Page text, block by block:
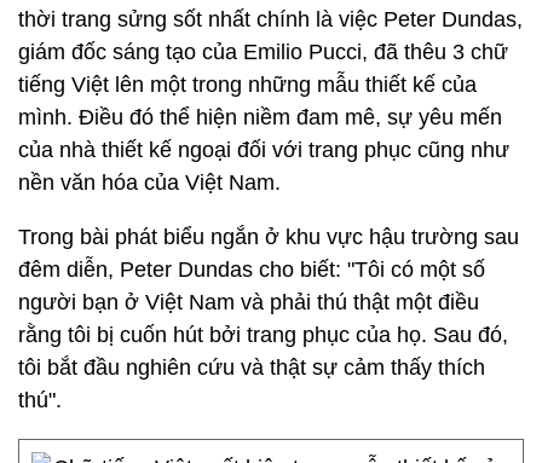
thời trang sửng sốt nhất chính là việc Peter Dundas,
giám đốc sáng tạo của Emilio Pucci, đã thêu 3 chữ
tiếng Việt lên một trong những mẫu thiết kế của
mình. Điều đó thể hiện niềm đam mê, sự yêu mến
của nhà thiết kế ngoại đối với trang phục cũng như
nền văn hóa của Việt Nam.
Trong bài phát biểu ngắn ở khu vực hậu trường sau
đêm diễn, Peter Dundas cho biết: "Tôi có một số
người bạn ở Việt Nam và phải thú thật một điều
rằng tôi bị cuốn hút bởi trang phục của họ. Sau đó,
tôi bắt đầu nghiên cứu và thật sự cảm thấy thích
thú".